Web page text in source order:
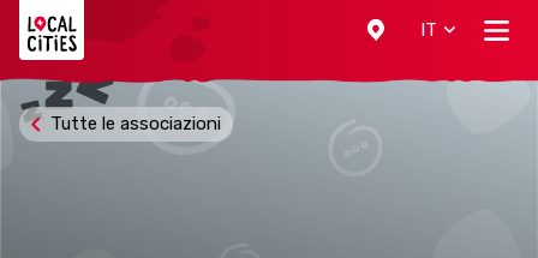
IT
Tutte le associazioni